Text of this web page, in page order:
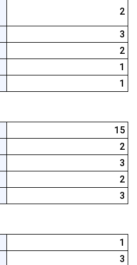
2
3
2
1
1
15
2
3
2
3
1
3